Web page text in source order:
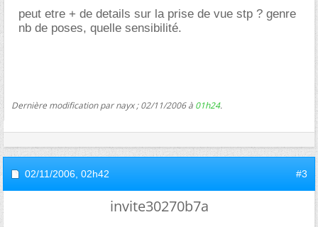
peut etre + de details sur la prise de vue stp ? genre
nb de poses, quelle sensibilité.
Dernière modification par nayx ; 02/11/2006 à 01h24.
02/11/2006, 02h42 #3
invite30270b7a